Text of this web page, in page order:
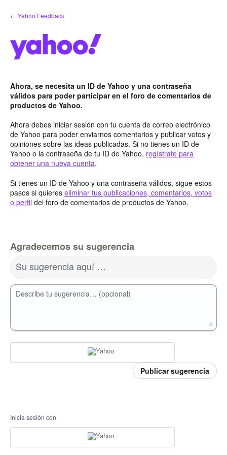
saltar
al
← Yahoo Feedback
Ahora, se necesita un ID de Yahoo y una contraseña
válidos para poder participar en el foro de comentarios de
productos de Yahoo.
Ahora debes iniciar sesión con tu cuenta de correo electrónico
de Yahoo para poder enviarnos comentarios y publicar votos y
opiniones sobre las ideas publicadas. Si no tienes un ID de
Yahoo o la contraseña de tu ID de Yahoo, regístrate para
obtener una nueva cuenta.
Si tienes un ID de Yahoo y una contraseña válidos, sigue estos
pasos si quieres eliminar tus publicaciones, comentarios, votos
o perfil del foro de comentarios de productos de Yahoo.
Agradecemos su sugerencia
Su sugerencia aquí …
Describe tu sugerencia… (opcional)
Publicar sugerencia
Inicia sesión con